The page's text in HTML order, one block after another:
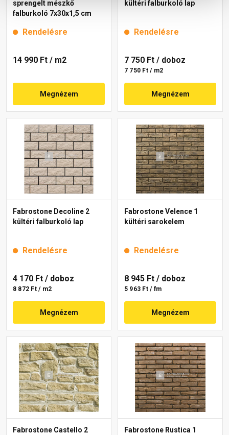
sprengelt mészkő
falburkoló 7x30x1,5 cm
Rendelésre
14 990 Ft / m2
Megnézem
kültéri falburkoló lap
Rendelésre
7 750 Ft / doboz
7 750 Ft / m2
Megnézem
Fabrostone Decoline 2
kültéri falburkoló lap
Rendelésre
4 170 Ft / doboz
8 872 Ft / m2
Megnézem
Fabrostone Velence 1
kültéri sarokelem
Rendelésre
8 945 Ft / doboz
5 963 Ft / fm
Megnézem
Fabrostone Castello 2
Fabrostone Rustica 1